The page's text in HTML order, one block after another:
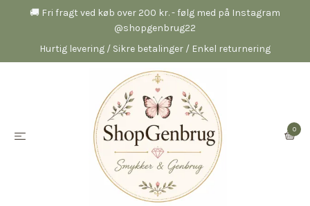
🚚 Fri fragt ved køb over 200 kr. - følg med på Instagram
@shopgenbrug22
Hurtig levering / Sikre betalinger / Enkel returnering
0